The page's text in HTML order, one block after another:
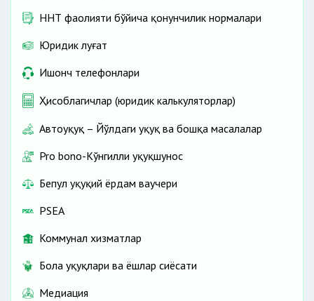
ННТ фаолияти бўйича қонунчилик нормалари
Юридик луғат
Ишонч телефонлари
Ҳисоблагичлар (юридик калькуляторлар)
Автоҳуқуқ – Йўлдаги ҳуқуқ ва бошқа масалалар
Pro bono-Кўнгилли ҳуқуқшунос
Бепул ҳуқуқий ёрдам ваучери
PSEA
Коммунал хизматлар
Бола ҳуқуқлари ва ёшлар сиёсати
Медиация